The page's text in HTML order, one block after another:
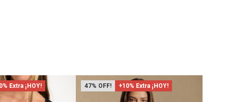
Extra ¡HOY! 47 +10% Extra ¡HOY!